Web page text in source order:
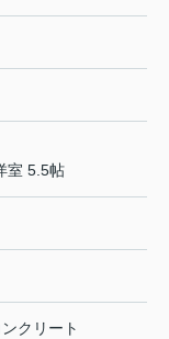
室 5.5帖
クリート